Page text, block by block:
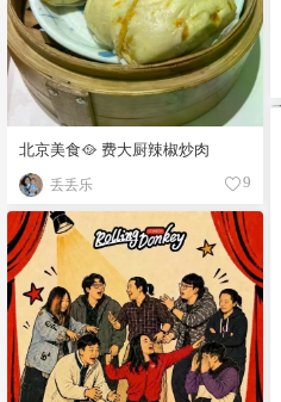
北京美食🥘 费大厨辣椒炒肉
丢丢乐 9